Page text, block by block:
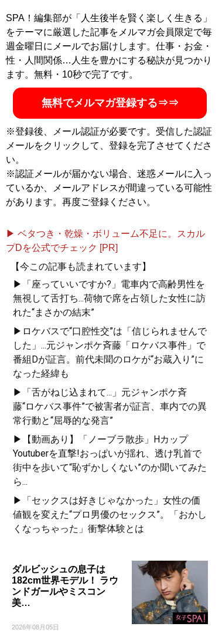
材発掘力を生かし、2009年に結婚相談所マリーミーを設
立。日々カウンセリングを行いながら、セミナーの開
催、テレビやラジオへの出演など幅広く活動中。著書に
『ワガママな女におなりなさい 「婚活の壁」に効く秘密
のアドバイス』（講談社）、『モテ理論』（PHP文庫）
など
記事一覧へ
SPA！編集部が「人生後半を賢く楽しく生きる」
をテーマに厳選した記事をメルマガ会員限定で毎
週金曜日にメールでお届けします。仕事・お金・
性・人間関係…人生を豊かにする秘訣が見つかり
ます。無料・10秒で完了です。
無料でメルマガ登録する⇒⇒
※登録後、メール認証が必要です。受信した認証
メールをクリックして、登録を完了させてくださ
い。
※認証メールが届かない場合、迷惑メールに入っ
ているか、メールアドレスが間違っている可能性
があります。再度ご登録ください。
▶ ベタつき・乾燥・ボリューム不足に。スカル
プDを公式でチェック [PR]
【今この記事も読まれています】
▶「座っていいですか?」電車内で高齢男性を
無視して舌打ち...荷物で席を占領した女性に訪
れた“まさかの結末”
▶ロケバスで“口腔性交”は「信じられませんで
した」...元ジャンポケ斉藤「ロケバス事件」で
番組Dが証言。前代未聞のロケが“お蔵入り”に
なった経緯も
▶「舌がねじ込まれて...」元ジャンポケ斉
藤“ロケバス事件”で被害者が証言、車内での異
常行動と“屈辱的な発言”
▶【動画あり】「ノーブラ散歩」Hカップ
Youtuberを直撃!おっぱいが揺れ、透け乳首で
街中を歩いて“恥ずかしくない”のか聞いてみた
ら...
▶「セックスは好きじゃなかった」女性の価
値観を変えた“プロ男優のセックス”。「おかし
くなっちゃった」衝撃体験とは
ダルビッシュの息子は
182cm世界モデル！ ラウ
ンドガールやミスコン
美…
2026年08月05日